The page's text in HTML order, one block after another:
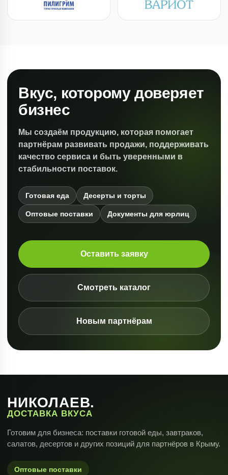
Вкус, которому доверяет
бизнес
Мы создаём продукцию, которая помогает
партнёрам развивать продажи, поддерживать
качество сервиса и быть уверенными в
стабильности поставок.
Готовая еда Десерты и торты
Оптовые поставки Документы для юрлиц
Оставить заявку
Смотреть каталог
Новым партнёрам
НИКОЛАЕВ.
ДОСТАВКА ВКУСА
Готовим для бизнеса: поставки готовой еды, завтраков,
салатов, десертов и других позиций для партнёров в Крыму.
Оптовые поставки